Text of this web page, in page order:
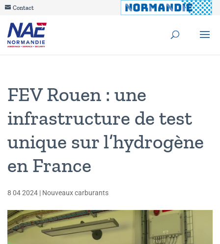
Contact
FEV Rouen : une
infrastructure de test
unique sur l’hydrogène
en France
8 04 2024 | Nouveaux carburants